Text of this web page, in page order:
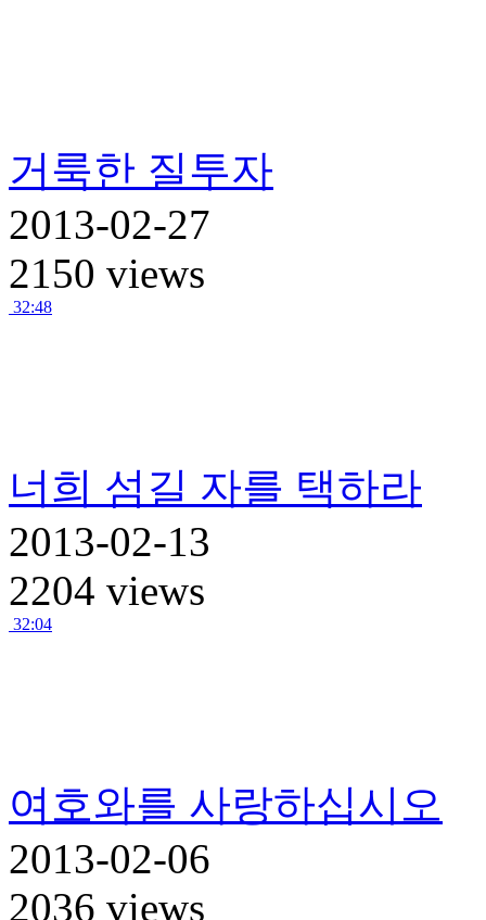
거룩한 질투자
2013-02-27
2150 views
32:48
너희 섬길 자를 택하라
2013-02-13
2204 views
32:04
여호와를 사랑하십시오
2013-02-06
2036 views